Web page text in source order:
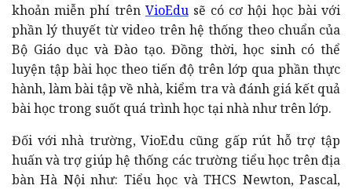
khoản miễn phí trên VioEdusẽ có cơ hội học bài với
phần lý thuyết từ video trên hệ thống theo chuẩn của
Bộ Giáo dục và Đào tạo. Đồng thời, học sinh có thể
luyện tập bài học theo tiến độ trên lớp qua phần thực
hành, làm bài tập về nhà, kiểm tra và đánh giá kết quả
bài học trong suốt quá trình học tại nhà như trên lớp.
Đối với nhà trường, VioEdu cũng gấp rút hỗ trợ tập
huấn và trợ giúp hệ thống các trường tiểu học trên địa
bàn Hà Nội như: Tiểu học và THCS Newton, Pascal,